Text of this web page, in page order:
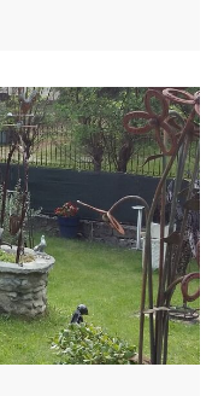
le sue sculture in
Beïte.